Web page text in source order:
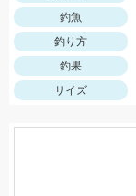
釣魚
釣り方
釣果
サイズ